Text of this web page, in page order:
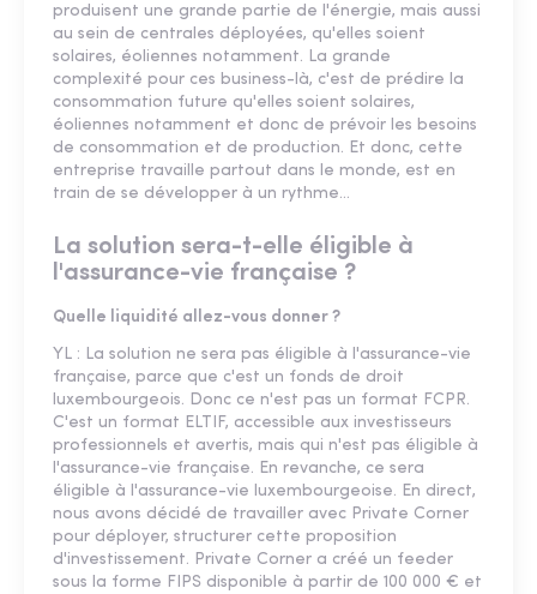
produisent une grande partie de l'énergie, mais aussi
au sein de centrales déployées, qu'elles soient
solaires, éoliennes notamment. La grande
complexité pour ces business-là, c'est de prédire la
consommation future qu'elles soient solaires,
éoliennes notamment et donc de prévoir les besoins
de consommation et de production. Et donc, cette
entreprise travaille partout dans le monde, est en
train de se développer à un rythme...
La solution sera-t-elle éligible à
l'assurance-vie française ?
Quelle liquidité allez-vous donner ?
YL : La solution ne sera pas éligible à l'assurance-vie
française, parce que c'est un fonds de droit
luxembourgeois. Donc ce n'est pas un format FCPR.
C'est un format ELTIF, accessible aux investisseurs
professionnels et avertis, mais qui n'est pas éligible à
l'assurance-vie française. En revanche, ce sera
éligible à l'assurance-vie luxembourgeoise. En direct,
nous avons décidé de travailler avec Private Corner
pour déployer, structurer cette proposition
d'investissement. Private Corner a créé un feeder
sous la forme FIPS disponible à partir de 100 000 € et